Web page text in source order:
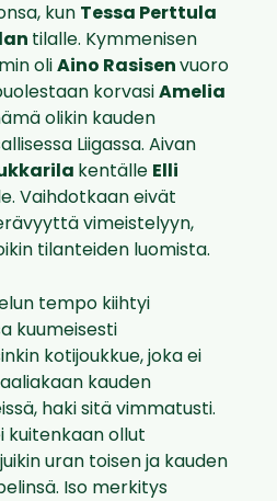
kun Tessa Perttula
tilalle. Kymmenisen
oli Aino Rasisen vuoro
korvasi Amelia
olikin kauden
Liigassa. Aivan
kentälle Elli
Vaihdotkaan eivät
vimeistelyyn,
tilanteiden luomista.
tempo kiihtyi
kuumeisesti
kotijoukkue, joka ei
kauden
haki sitä vimmatusti.
kuitenkaan ollut
uran toisen ja kauden
Iso merkitys